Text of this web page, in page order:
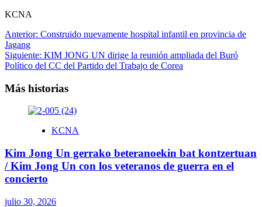
KCNA
Navegación
de
entradas
Anterior: Construido nuevamente hospital infantil en provincia de
Jagang
Siguiente: KIM JONG UN dirige la reunión ampliada del Buró
Político del CC del Partido del Trabajo de Corea
Más historias
KCNA
Kim Jong Un gerrako beteranoekin bat kontzertuan
/ Kim Jong Un con los veteranos de guerra en el
concierto
julio 30, 2026